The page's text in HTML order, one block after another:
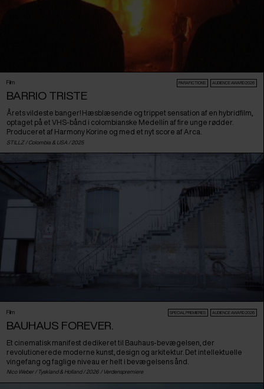
Film PARAFICTIONS AUDIENCE AWARD 2026
BARRIO TRISTE
Årets vildeste banger! Hæsblæsende og trippet sensation af en hybridfilm,
optaget på et VHS-bånd i colombianske Medellín af fire unge rødder.
Produceret af Harmony Korine og med et nyt score af Arca.
STILLZ / Colombia & USA / 2025
Film SPECIAL PREMIERES AUDIENCE AWARD 2026
BAUHAUS FOREVER.
Et cinematisk manifest dedikeret til Bauhaus-bevægelsen, der
revolutionerede moderne kunst, design og arkitektur. Det intellektuelle
vingefang og faglige niveau er helt i bevægelsens ånd.
Nico Weber / Tyskland& Holland/ 2026 / Verdenspremiere